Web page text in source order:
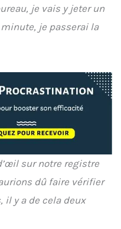
je vais y jeter un
je passerai la
sur notre registre
dû faire vérifier
y a de cela deux